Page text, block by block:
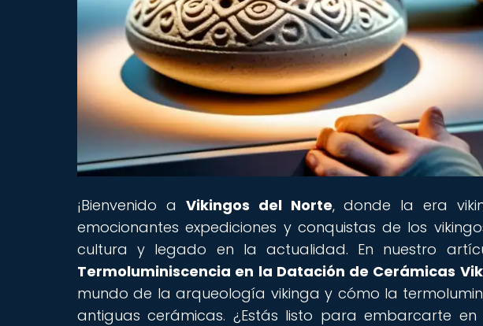
¡Bienvenido a Vikingos del Norte, donde la era
emocionantes expediciones y conquistas de los
cultura y legado en la actualidad. En nuestro
Termoluminiscencia en la Datación de Cerámicas
mundo de la arqueología vikinga y cómo la
antiguas cerámicas. ¿Estás listo para embarcarte en